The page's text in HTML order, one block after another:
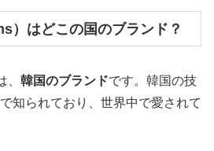
）はどこの国のブランド？
韓国のブランドです。韓国の技
知られており、世界中で愛されて